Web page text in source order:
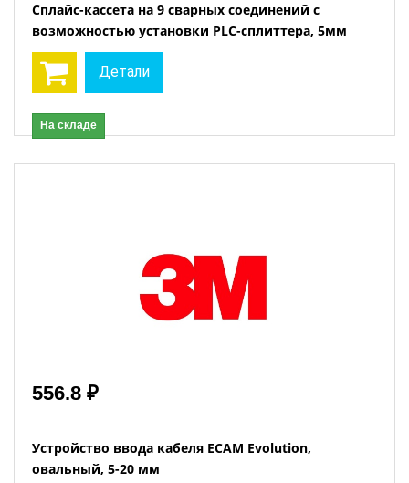
Сплайс-кассета на 9 сварных соединений с
возможностью установки PLC-сплиттера, 5мм
Детали
На складе
556.8 ₽
Устройство ввода кабеля ECAM Evolution,
овальный, 5-20 мм